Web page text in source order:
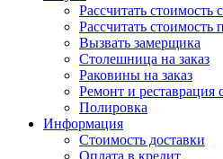
Рассчитать
Рассчитать стоимость
Вызвать замерщика
Столешница на заказ
Раковины на заказ
Ремонт и реставрация
Полировка
Информация
Стоимость доставки
Оплата в кредит